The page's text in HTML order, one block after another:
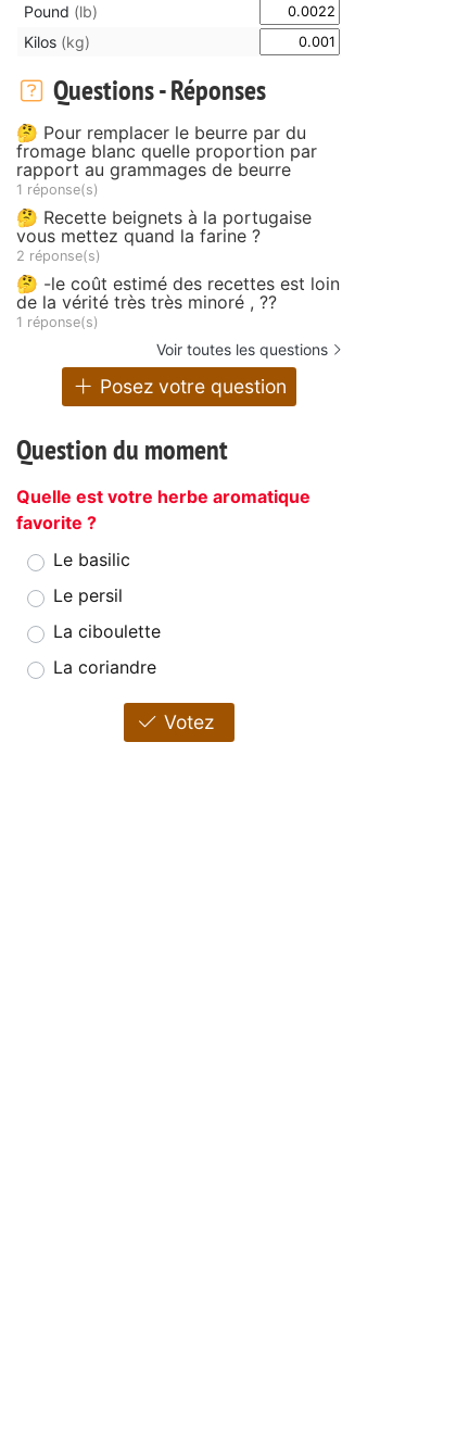
Pound (lb)
Kilos (kg)
Questions - Réponses
🤔 Pour remplacer le beurre par du
fromage blanc quelle proportion par
rapport au grammages de beurre
1 réponse(s)
🤔 Recette beignets à la portugaise
vous mettez quand la farine ?
2 réponse(s)
🤔 -le coût estimé des recettes est loin
de la vérité très très minoré , ??
1 réponse(s)
Voir toutes les questions
Posez votre question
Question du moment
Quelle est votre herbe aromatique
favorite ?
Le basilic
Le persil
La ciboulette
La coriandre
Votez